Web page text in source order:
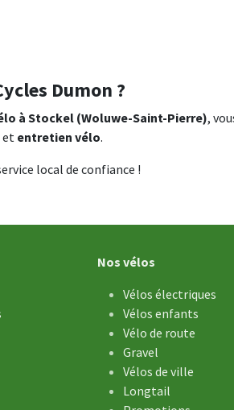
Dumon ?
à Stockel (Woluwe-Saint-Pierre),
et entretien vélo.
local de confiance !
Nos vélos
Vélos électriques
Vélos enfants
Vélo de ​route
Gravel
Vélos de ville
Longtail